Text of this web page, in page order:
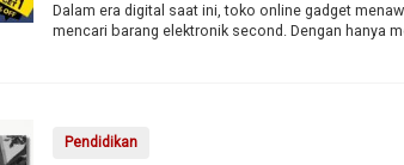
Dalam era digital saat ini, toko online gadget
mencari barang elektronik second. Dengan hanya
Pendidikan